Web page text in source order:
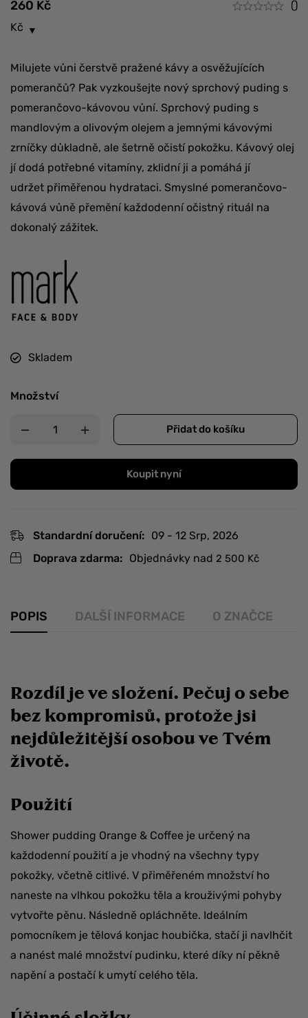
260 Kč
()
Kč
Milujete vůni čerstvě pražené kávy a osvěžujících
pomerančů? Pak vyzkoušejte nový sprchový puding s
pomerančovo-kávovou vůní. Sprchový puding s
mandlovým a olivovým olejem a jemnými kávovými
zrníčky důkladně, ale šetrně očistí pokožku. Kávový olej
jí dodá potřebné vitamíny, zklidní ji a pomáhá jí
udržet přiměřenou hydrataci. Smyslné pomerančovo-
kávová vůně přemění každodenní očistný rituál na
dokonalý zážitek.
Skladem
Množství
Přidat do košíku
Koupit nyní
Standardní doručení: 09 - 12 Srp, 2026
Doprava zdarma: Objednávky nad 2 500 Kč
POPIS DALŠÍ INFORMACE O ZNAČCE
Rozdíl je ve složení. Pečuj o sebe
bez kompromisů, protože jsi
nejdůležitější osobou ve Tvém
životě.
Použití
Shower pudding Orange & Coffee je určený na
každodenní použití a je vhodný na všechny typy
pokožky, včetně citlivé. V přiměřeném množství ho
naneste na vlhkou pokožku těla a krouživými pohyby
vytvořte pěnu. Následně opláchněte. Ideálním
pomocníkem je tělová konjac houbička, stačí ji navlhčit
a nanést malé množství pudinku, které díky ní pěkně
napění a postačí k umytí celého těla.